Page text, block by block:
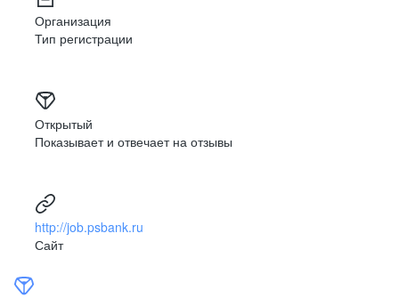
Организация
Тип регистрации
Открытый
Показывает и отвечает на отзывы
http://job.psbank.ru
Сайт